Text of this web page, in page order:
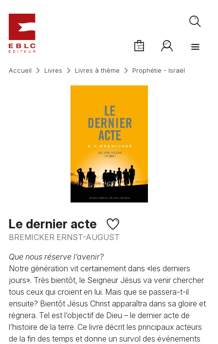
Accueil Livres Livres à thème Prophétie - Israël
Le dernier acte
BREMICKER ERNST-AUGUST
Que nous réserve l’avenir?
Notre génération vit certainement dans «les derniers
jours». Très bientôt, le Seigneur Jésus va venir chercher
tous ceux qui croient en lui. Mais que se passera-t-il
ensuite? Bientôt Jésus Christ apparaîtra dans sa gloire et
régnera. Tel est l’objectif de Dieu – le dernier acte de
l’histoire de la terre. Ce livre décrit les principaux acteurs
de la fin des temps et donne un survol des événements